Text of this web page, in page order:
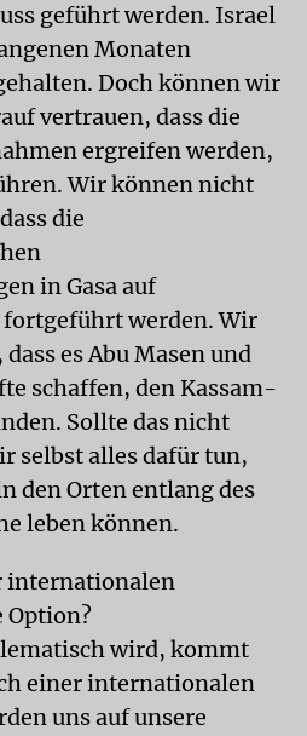
geführt werden. Israel
Monaten
Doch können wir
vertrauen, dass die
ergreifen werden,
Wir können nicht
die
in Gasa auf
werden. Wir
es Abu Masen und
schaffen, den Kassam-
Sollte das nicht
selbst alles dafür tun,
den Orten entlang des
leben können.
internationalen
Option?
wird, kommt
einer internationalen
uns auf unsere